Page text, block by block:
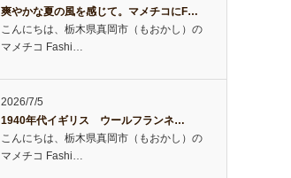
爽やかな夏の風を感じて。マメチコにF…
こんにちは、栃木県真岡市（もおかし）の
マメチコ Fashi…
2026/7/5
1940年代イギリス ウールフランネ…
こんにちは、栃木県真岡市（もおかし）の
マメチコ Fashi…